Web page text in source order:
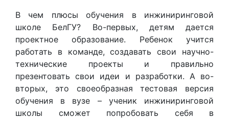
В чем плюсы обучения в инжиниринговой
школе БелГУ? Во-первых, детям дается
проектное образование. Ребенок учится
работать в команде, создавать свои научно-
технические проекты и правильно
презентовать свои идеи и разработки. А во-
вторых, это своеобразная тестовая версия
обучения в вузе – ученик инжиниринговой
школы сможет попробовать себя в